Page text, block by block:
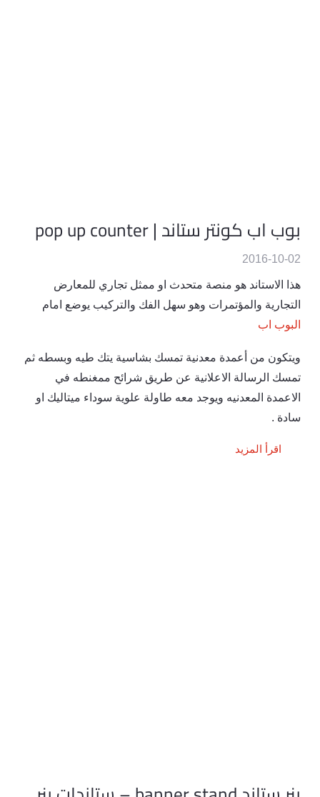
بوب اب كونتر ستاند | pop up counter
2016-10-02
هذا الاستاند هو منصة متحدث او ممثل تجاري للمعارض
التجارية والمؤتمرات وهو سهل الفك والتركيب يوضع امام
البوب اب
ويتكون من أعمدة معدنية تمسك بشاسية يتك طيه وبسطه ثم
تمسك الرسالة الاعلانية عن طريق شرائح ممغنطه في
الاعمدة المعدنيه ويوجد معه طاولة علوية سوداء ميتاليك او
سادة .
اقرأ المزيد